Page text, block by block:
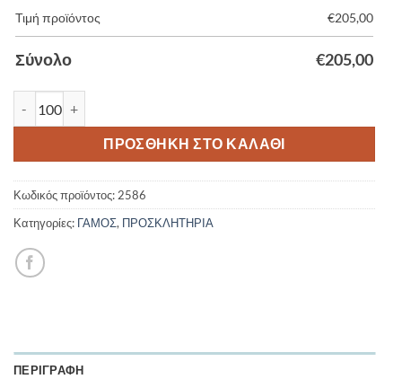
Τιμή προϊόντος
€205,00
Σύνολο €205,00
ΠΡΟΣΘΉΚΗ ΣΤΟ ΚΑΛΆΘΙ
Κωδικός προϊόντος: 2586
Κατηγορίες: ΓΑΜΟΣ, ΠΡΟΣΚΛΗΤΗΡΙΑ
ΠΕΡΙΓΡΑΦΉ